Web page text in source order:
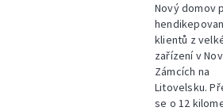
Nový domov
klientů z
zařízení v
Zámcích na
Litovelsku.
se o 12